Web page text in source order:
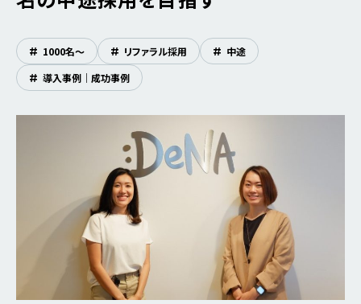
# 1000名〜 # リファラル採用 # 中途
# 導入事例｜成功事例